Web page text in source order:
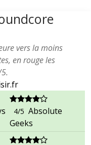
vers la moins
en rouge les
5.
4/5 Absolute
Geeks